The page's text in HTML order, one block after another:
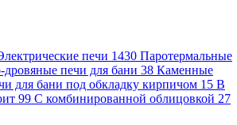
печи 1430 Паротермальные
дровяные печи для бани 38 Каменные
для бани под обкладку кирпичом 15 В
99 С комбинированной облицовкой 27